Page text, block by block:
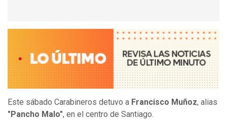
Este sábado Carabineros detuvo a Francisco Muñoz, alias
"Pancho Malo", en el centro de Santiago.